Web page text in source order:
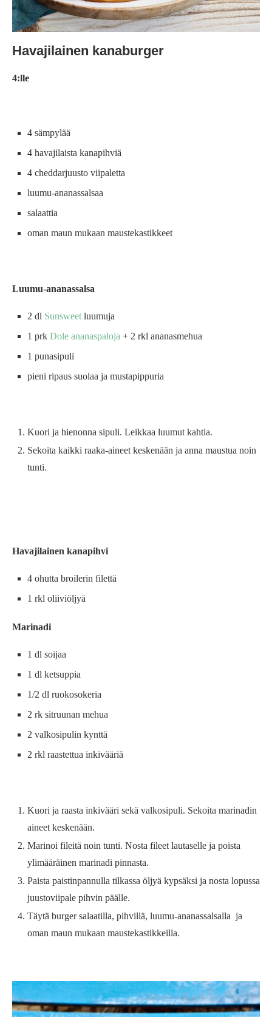
Havajilainen kanaburger
4:lle
4 sämpylää
4 havajilaista kanapihviä
4 cheddarjuusto viipaletta
luumu-ananassalsaa
salaattia
oman maun mukaan maustekastikkeet
Luumu-ananassalsa
2 dl Sunsweet luumuja
1 prk Dole ananaspaloja + 2 rkl ananasmehua
1 punasipuli
pieni ripaus suolaa ja mustapippuria
Kuori ja hienonna sipuli. Leikkaa luumut kahtia.
Sekoita kaikki raaka-aineet keskenään ja anna maustua noin
tunti.
Havajilainen kanapihvi
4 ohutta broilerin filettä
1 rkl oliiviöljyä
Marinadi
1 dl soijaa
1 dl ketsuppia
1/2 dl ruokosokeria
2 rk sitruunan mehua
2 valkosipulin kynttä
2 rkl raastettua inkivääriä
Kuori ja raasta inkivääri sekä valkosipuli. Sekoita marinadin
aineet keskenään.
Marinoi fileitä noin tunti. Nosta fileet lautaselle ja poista
ylimääräinen marinadi pinnasta.
Paista paistinpannulla tilkassa öljyä kypsäksi ja nosta lopussa
juustoviipale pihvin päälle.
Täytä burger salaatilla, pihvillä, luumu-ananassalsalla ja
oman maun mukaan maustekastikkeilla.